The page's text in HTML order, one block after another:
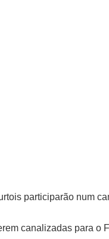
participarão num
canalizadas para o